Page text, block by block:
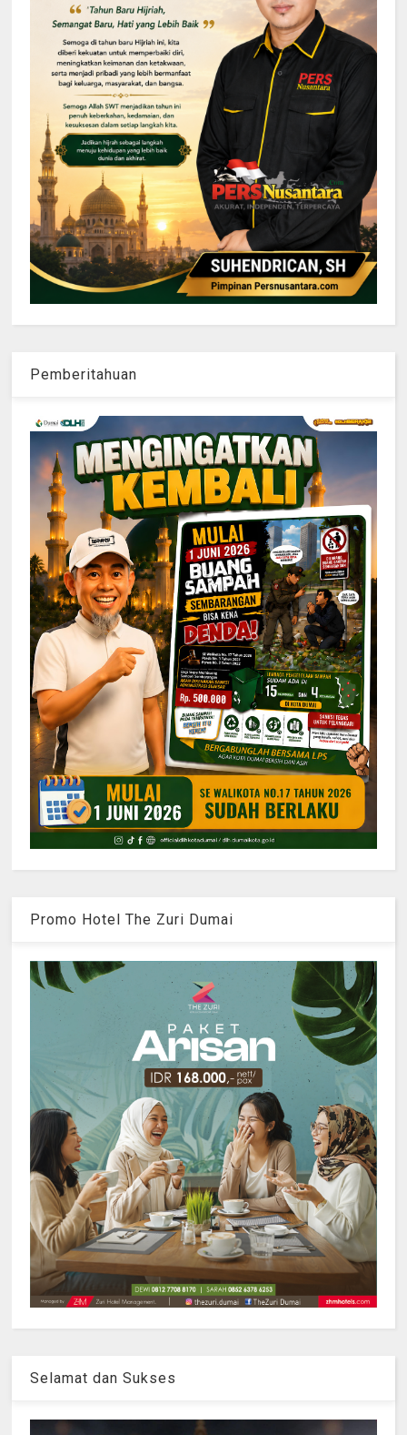
Pemberitahuan
Promo Hotel The Zuri Dumai
Selamat dan Sukses